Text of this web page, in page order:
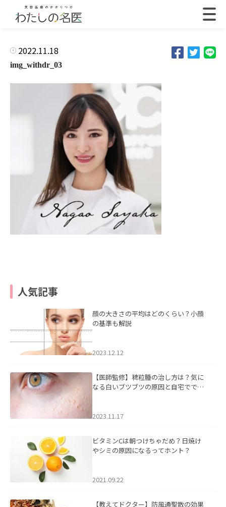
2022.11.18
img_withdr_03
人気記事
顔の大きさの平均はどのくらい？小顔
の基準も解説
2023.12.12
【医師監修】稗粒腫の治し方は？気に
なる白いブツブツの原因と自宅ででき
2023.11.17
ビタミンCは朝つけちゃだめ？日焼け
やシミの原因になるってホント？
2021.09.22
【教えてドクター】防風通聖散の効果